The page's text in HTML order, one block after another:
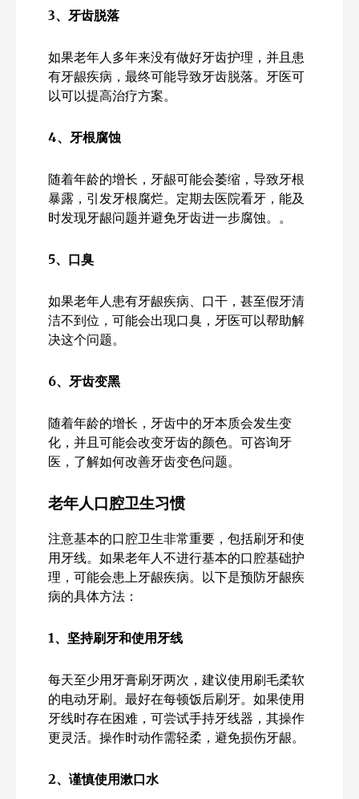
3、牙齿脱落
如果老年人多年来没有做好牙齿护理，并且患
有牙龈疾病，最终可能导致牙齿脱落。牙医可
以可以提高治疗方案。
4、牙根腐蚀
随着年龄的增长，牙龈可能会萎缩，导致牙根
暴露，引发牙根腐烂。定期去医院看牙，能及
时发现牙龈问题并避免牙齿进一步腐蚀。。
5、口臭
如果老年人患有牙龈疾病、口干，甚至假牙清
洁不到位，可能会出现口臭，牙医可以帮助解
决这个问题。
6、牙齿变黑
随着年龄的增长，牙齿中的牙本质会发生变
化，并且可能会改变牙齿的颜色。可咨询牙
医，了解如何改善牙齿变色问题。
老年人口腔卫生习惯
注意基本的口腔卫生非常重要，包括刷牙和使
用牙线。如果老年人不进行基本的口腔基础护
理，可能会患上牙龈疾病。以下是预防牙龈疾
病的具体方法：
1、坚持刷牙和使用牙线
每天至少用牙膏刷牙两次，建议使用刷毛柔软
的电动牙刷。最好在每顿饭后刷牙。如果使用
牙线时存在困难，可尝试手持牙线器，其操作
更灵活。操作时动作需轻柔，避免损伤牙龈。
2、谨慎使用漱口水